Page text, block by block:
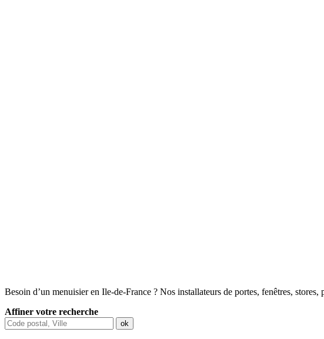
Besoin d’un menuisier en Ile-de-France ? Nos installateurs de portes, fenêtres,
Affiner votre recherche